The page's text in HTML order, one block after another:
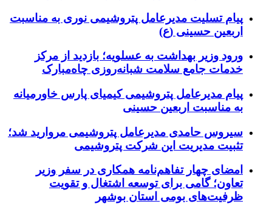
پیام تسلیت مدیرعامل پتروشیمی نوری به مناسبت
اربعین حسینی (ع)
ورود وزیر بهداشت به عسلویه؛ بازدید از مرکز
خدمات جامع سلامت شبانه‌روزی چاه‌مبارک
پیام مدیرعامل پتروشیمی کیمیای پارس خاورمیانه
به مناسبت اربعین حسینی
سیروس حامدی مدیرعامل پتروشیمی مروارید شد؛
تثبیت مدیریت این شرکت پتروشیمی
امضای چهار تفاهم‌نامه همکاری در سفر وزیر
تعاون؛ گامی برای توسعه اشتغال و تقویت
ظرفیت‌های بومی استان بوشهر